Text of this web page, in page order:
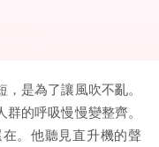
是為了讓風吹不亂。
的呼吸慢慢變整齊。
。他聽見直升機的聲